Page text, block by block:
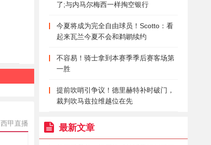
西甲直播
了;与内马尔梅西一样掏空银行
今夏将成为完全自由球员！Scotto：看
起来瓦兰今夏不会和鹈鹕续约
不容易！骑士拿到本赛季季后赛客场第
一胜
提前吹哨引争议！德里赫特补时破门，
裁判吹马兹拉维越位在先
最新文章